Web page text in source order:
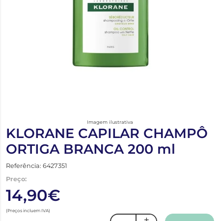
Imagem ilustrativa
KLORANE CAPILAR CHAMPÔ
ORTIGA BRANCA 200 ml
Referência: 6427351
Preço:
14,90€
(Preços incluem IVA)